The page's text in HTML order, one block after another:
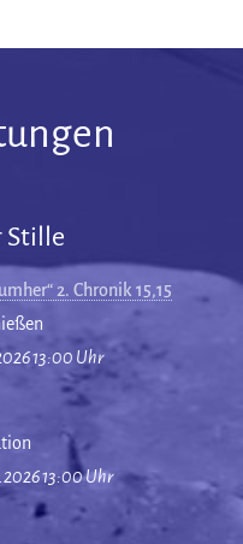
Stille
2. Chronik 15,15
13:00 Uhr
13:00 Uhr